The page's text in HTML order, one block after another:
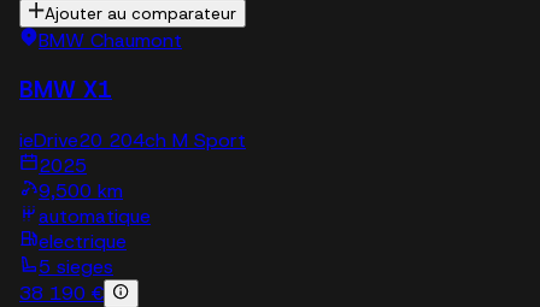
Ajouter au comparateur
BMW Chaumont
BMW X1
ieDrive20 204ch M Sport
2025
9,500 km
automatique
electrique
5 sieges
38 190 €